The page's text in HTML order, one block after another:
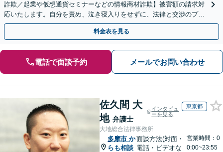
詐欺／起業や仮想通貨セミナーなどの情報商材詐欺】被害額の請求対
応いたします。自分を責め、泣き寝入りをせずに、法律と交渉のプロ
にまずはご相談ください。【表参道駅から徒歩3分】
料金表を見る
電話で面談予約 メールでお問い合わせ
佐久間 大
地 弁護士
インタビュ
ーを見る
東京都
大地総合法律事務所
多摩市 か
らも相談
面談方法(対面・
電話・ビデオな
営業時間：0
0:00~23:55